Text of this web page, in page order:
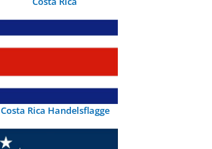
Costa Rica Handelsflagge